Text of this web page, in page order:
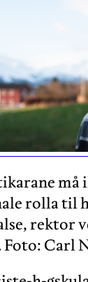
må
rolla til
rektor
Foto: Carl